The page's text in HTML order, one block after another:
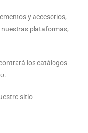
y accesorios,
nuestras plataformas,
los catálogos
sitio